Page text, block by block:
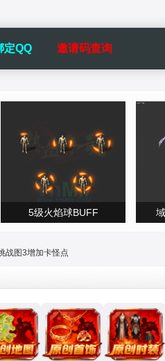
定QQ 邀请码查询
5级火焰球BUFF
战图3增加卡怪点